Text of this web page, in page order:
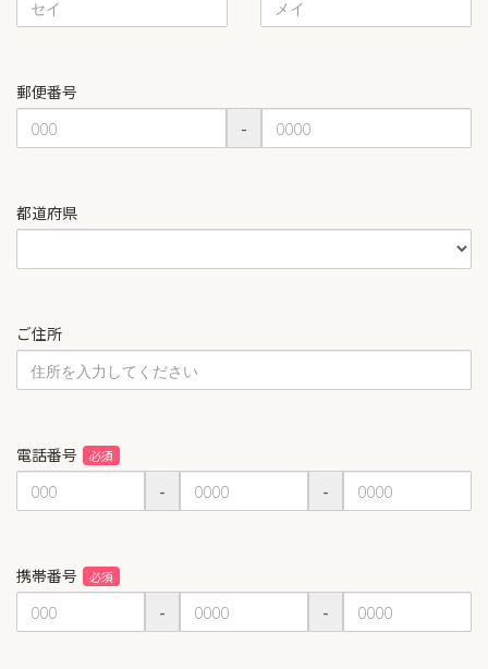
郵便番号
-
都道府県
ご住所
電話番号
- -
携帯番号
- -